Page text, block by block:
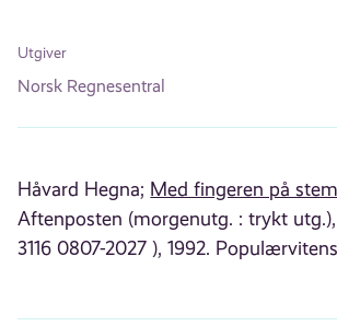
Utgiver
Norsk Regnesentral
Håvard Hegna; Med fingeren på
Aftenposten (morgenutg. : trykt
3116 0807-2027 ), 1992.